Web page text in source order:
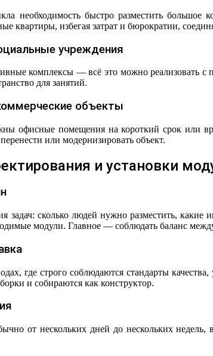
необходимость быстро разместить
квартиры, избегая затрат и бюрократии,
учреждения
комплексы — всё это можно реализовать с
для занятий.
объекты
офисные помещения на короткий срок или
или модернизировать объект.
и установки
задач: сколько людей нужно разместить,
модули. Главное — соблюдать баланс
где строго соблюдаются стандарты
и собираются как конструктор.
от нескольких дней до нескольких